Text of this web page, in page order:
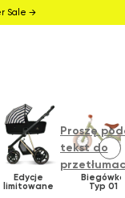
Sale →
Edycje
limitowane
Biegówka
Typ 01
Proszę
tekst do